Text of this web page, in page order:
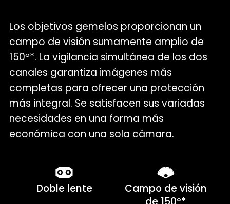
Los objetivos gemelos proporcionan un
campo de visión sumamente amplio de
150º*. La vigilancia simultánea de los dos
canales garantiza imágenes más
completas para ofrecer una protección
más integral. Se satisfacen sus variadas
necesidades en una forma más
económica con una sola cámara.
Doble lente
Campo de visión